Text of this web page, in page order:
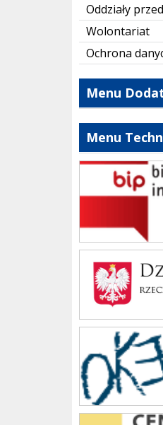
Oddziały
Wolontariat
Ochrona
Menu
Menu
bip szkoły
Dziennik Polski
oke_krakow
cke